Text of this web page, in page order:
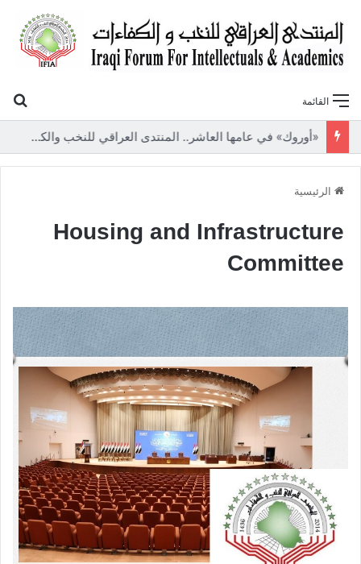
القائمة
«أوروك» في عامها العاشر.. المنتدى العراقي للنخب والكفاءات يصدر عددًا جديدًا ببحوث علمية تعالج قضايا الاقتصاد والطاقة
الرئيسية
Housing and Infrastructure
Committee